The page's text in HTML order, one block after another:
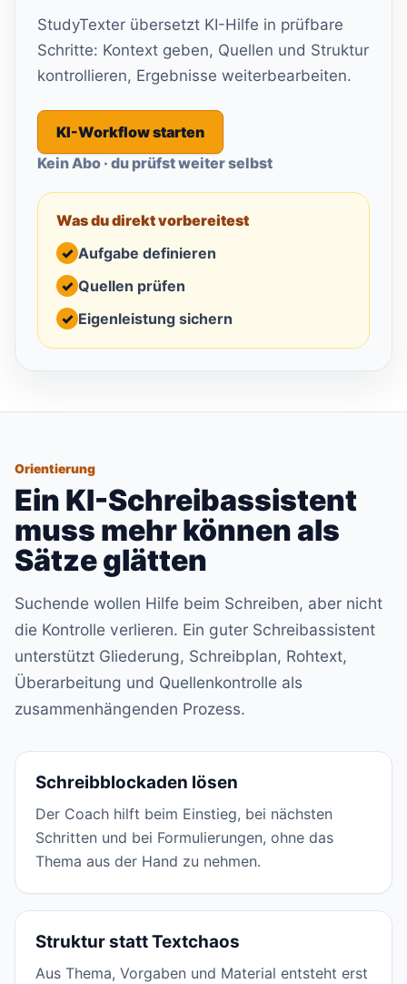
StudyTexter übersetzt KI-Hilfe in prüfbare
Schritte: Kontext geben, Quellen und Struktur
kontrollieren, Ergebnisse weiterbearbeiten.
KI-Workflow starten
Kein Abo · du prüfst weiter selbst
Was du direkt vorbereitest
✓ Aufgabe definieren
✓ Quellen prüfen
✓ Eigenleistung sichern
Orientierung
Ein KI-Schreibassistent
muss mehr können als
Sätze glätten
Suchende wollen Hilfe beim Schreiben, aber nicht
die Kontrolle verlieren. Ein guter Schreibassistent
unterstützt Gliederung, Schreibplan, Rohtext,
Überarbeitung und Quellenkontrolle als
zusammenhängenden Prozess.
Schreibblockaden lösen
Der Coach hilft beim Einstieg, bei nächsten
Schritten und bei Formulierungen, ohne das
Thema aus der Hand zu nehmen.
Struktur statt Textchaos
Aus Thema, Vorgaben und Material entsteht erst